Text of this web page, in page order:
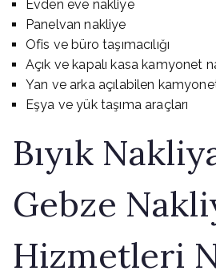
Evden eve nakliye
Panelvan nakliye
Ofis ve büro taşımacılığı
Açık ve kapalı kasa kamyonet
Yan ve arka açılabilen
Eşya ve yük taşıma araçları
Bıyık
Gebze
Hizmetleri